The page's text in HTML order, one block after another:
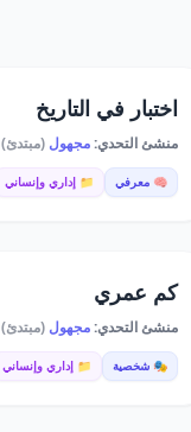
اختبار في التاريخ
منشئ التحدي:مجهول(مبتدئ)
🧠 معرفي 📁 إداري وإنساني
كم عمري
منشئ التحدي:مجهول(مبتدئ)
🎭 شخصية 📁 إداري وإنساني